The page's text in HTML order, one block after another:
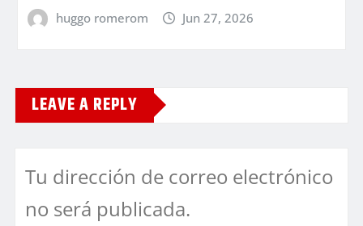
huggo romerom Jun 27, 2026
LEAVE A REPLY
Tu dirección de correo electrónico
no será publicada.